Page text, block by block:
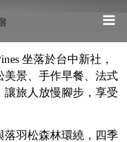
Toggle
坐落於台中新社，
美景、手作早餐、法式
旅人放慢腳步，享受
羽松森林環繞，四季